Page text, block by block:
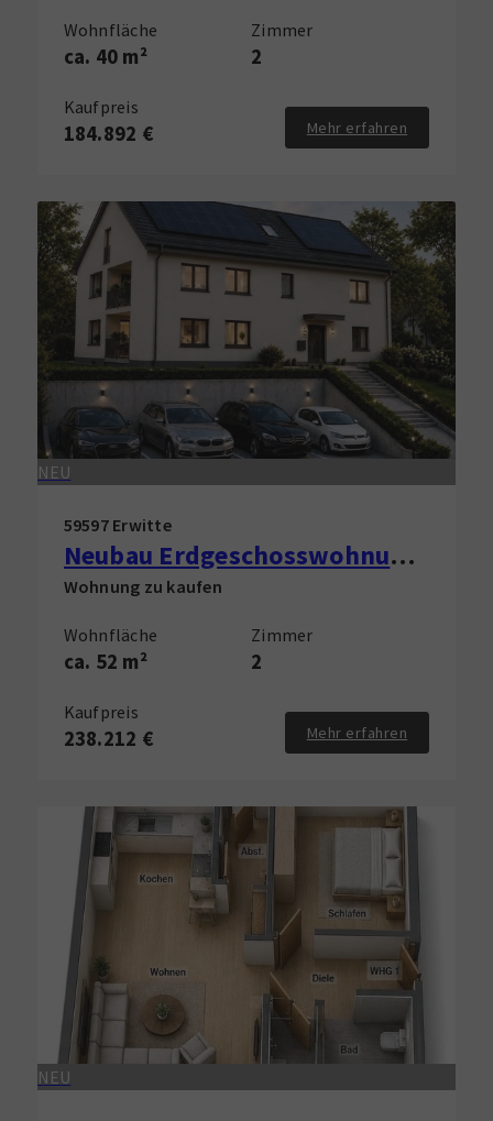
Wohnfläche
ca. 40 m²
Zimmer
2
Kaufpreis
184.892 € Mehr erfahren
NEU
59597 Erwitte
Neubau Erdgeschosswohnung in Erwitte zu verkaufen!
Wohnung zu kaufen
Wohnfläche
ca. 52 m²
Zimmer
2
Kaufpreis
238.212 € Mehr erfahren
NEU